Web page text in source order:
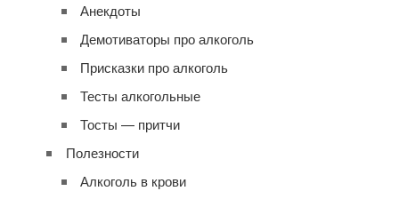
Анекдоты
Демотиваторы про алкоголь
Присказки про алкоголь
Тесты алкогольные
Тосты — притчи
Полезности
Алкоголь в крови